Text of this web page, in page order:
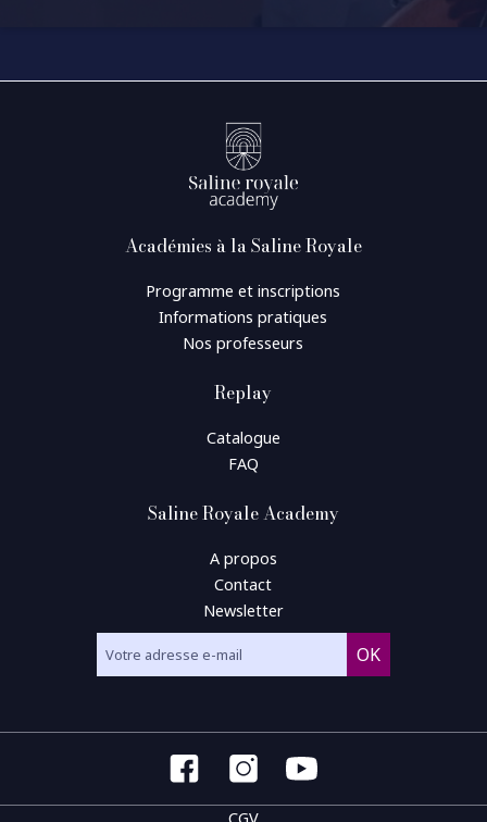
Académies à la Saline Royale
Programme et inscriptions
Informations pratiques
Nos professeurs
Replay
Catalogue
FAQ
Saline Royale Academy
A propos
Contact
Newsletter